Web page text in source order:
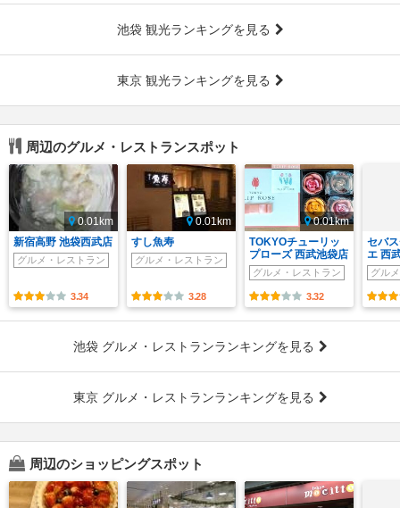
池袋 観光ランキングを見る
東京 観光ランキングを見る
周辺のグルメ・レストランスポット
0.01km
新宿高野 池袋西武店
グルメ・レストラン
3.34
0.01km
すし魚寿
グルメ・レストラン
3.28
0.01km
TOKYOチューリッ
プローズ 西武池袋店
グルメ・レストラン
3.32
セバ
エ 西
グル
池袋 グルメ・レストランランキングを見る
東京 グルメ・レストランランキングを見る
周辺のショッピングスポット